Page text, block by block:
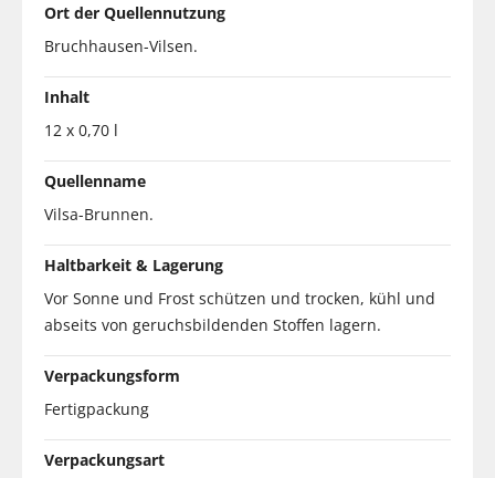
Ort der Quellennutzung
Bruchhausen-Vilsen.
Inhalt
12 x 0,70 l
Quellenname
Vilsa-Brunnen.
Haltbarkeit & Lagerung
Vor Sonne und Frost schützen und trocken, kühl und
abseits von geruchsbildenden Stoffen lagern.
Verpackungsform
Fertigpackung
Verpackungsart